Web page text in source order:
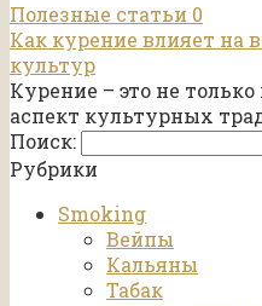
Полезные статьи 0
Как курение влияет на
культур
Курение – это не
аспект культурных
Поиск:
Рубрики
Smoking
Вейпы
Кальяны
Табак